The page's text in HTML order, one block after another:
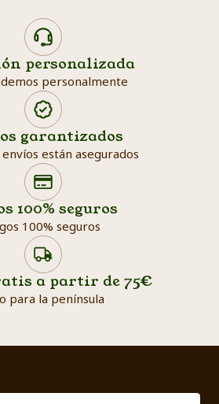
personalizada
personalmente
garantizados
están asegurados
100% seguros
100% seguros
a partir de 75€
para la península
Search products